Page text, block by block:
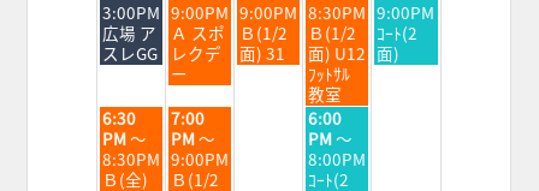
日,
8
月
11th
3:00PM
広場 ア
スレGG
日,
8
月
12th
2026
9:00PM
Ａ スポ
レクデ
ー
日,
8
月
13th
9:00PM
Ｂ(1/2
面) 31
日,
8
月
14th
2026
8:30PM
Ｂ(1/2
面) U12
ﾌｯﾄｻﾙ
教室
日,
8
月
15th
9:00PM
ｺｰﾄ(2
面)
火
曜
日,
8
6:30
PM～
8:30PM
Ｂ(全)
水
曜
日,
8
7:00
PM～
9:00PM
Ｂ(1/2
金
曜
日,
8
6:00
PM～
8:00PM
ｺｰﾄ(2